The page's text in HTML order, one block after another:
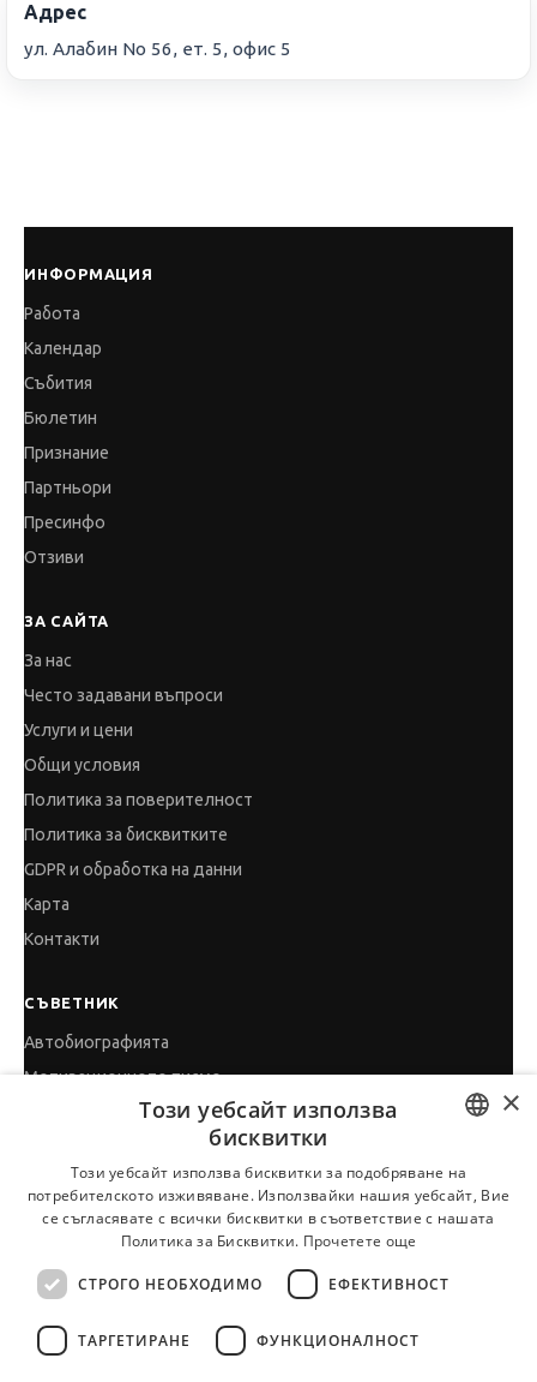
Адрес
ул. Алабин No 56, ет. 5, офис 5
ИНФОРМАЦИЯ
Работа
Календар
Събития
Бюлетин
Признание
Партньори
Пресинфо
Отзиви
ЗА САЙТА
За нас
Често задавани въпроси
Услуги и цени
Общи условия
Политика за поверителност
Политика за бисквитките
GDPR и обработка на данни
Карта
Контакти
СЪВЕТНИК
Автобиографията
Мотивационното писмо
Интервю за работа
Когато получим оферта
Препоръки
Vihra AI
За новодошли
BULGARIAN
ENGLISH
×
Този уебсайт използва
бисквитки
Този уебсайт използва бисквитки за подобряване на
потребителското изживяване. Използвайки нашия уебсайт, Вие
се съгласявате с всички бисквитки в съответствие с нашата
Политика за Бисквитки. Прочетете още
СТРОГО НЕОБХОДИМО ЕФЕКТИВНОСТ
ТАРГЕТИРАНЕ ФУНКЦИОНАЛНОСТ